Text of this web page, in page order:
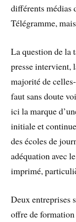
différents médias
Télégramme,
La question de la
presse intervient,
majorité de
faut sans doute
ici la marque
initiale et continue
des écoles de
adéquation avec
imprimé,
Deux entreprises
offre de formation